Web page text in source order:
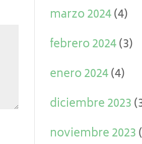
marzo 2024(4)
febrero 2024(3)
enero 2024(4)
diciembre 2023
noviembre 2023